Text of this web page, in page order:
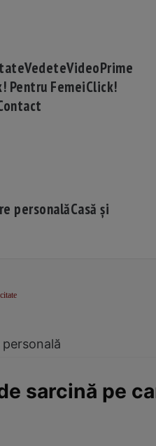
VedeteVideoPrime
Pentru FemeiClick!
personalăCasă și
sarcină pe